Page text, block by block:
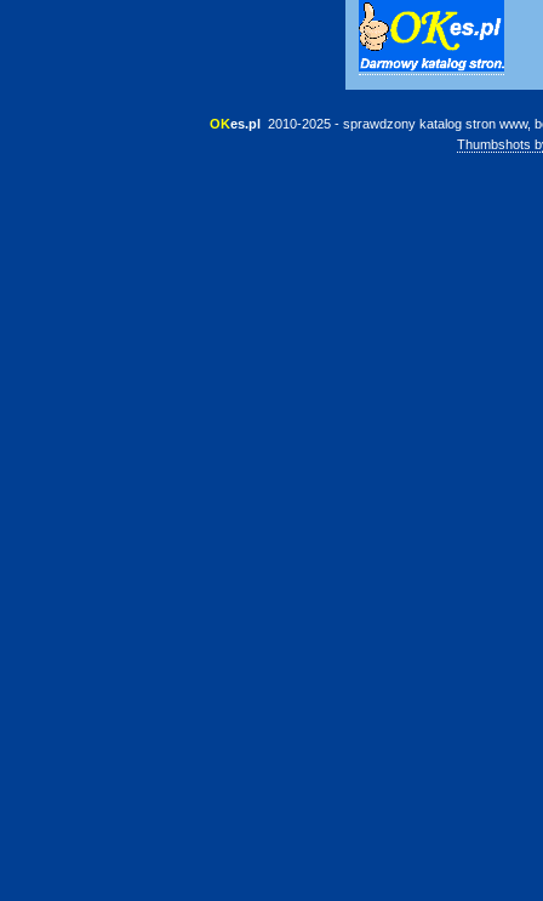
OKes.pl 2010-2025 - sprawdzony katalog stron www,
Thumbshots